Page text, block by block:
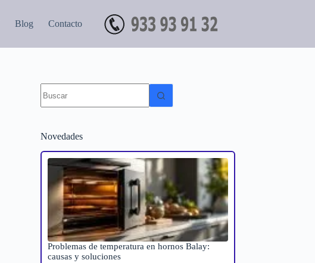
Blog Contacto
resultados
Novedades
Problemas de temperatura en hornos Balay:
causas y soluciones